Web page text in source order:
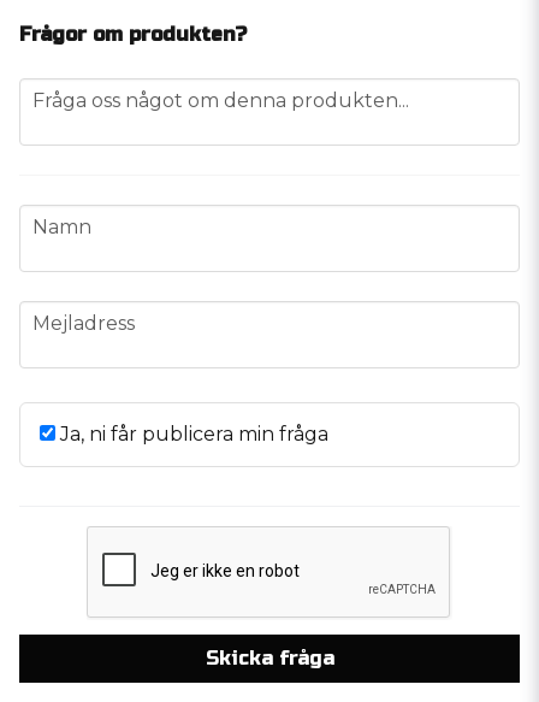
Frågor om produkten?
question
Fråga oss något om denna produkten...
name
Namn
email
Mejladress
Ja, ni får publicera min fråga
Skicka fråga